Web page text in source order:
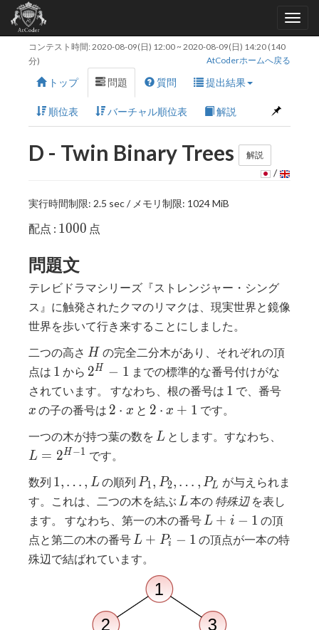
コンテスト時間: 2020-08-09(日) 12:00~ 2020-08-09(日) 14:20 (140
分)
AtCoderホームへ戻る
トップ 問題 質問 提出結果
順位表 バーチャル順位表 解説
D - Twin Binary Trees 解説
/
実行時間制限: 2.5 sec / メモリ制限: 1024 MiB
配点 : 1000
1000 点
問題文
テレビドラマシリーズ『ストレンジャー・シング
ス』に触発されたクマのリマクは、現実世界と鏡像
世界を歩いて行き来することにしました。
二つの高さ H
H の完全二分木があり、それぞれの頂
点は 1
1 から 2^H-
1
2H − 1 までの標準的な番号付けがな
されています。 すなわち、根の番号は 1
1 で、番号
x の子の番号は 2
x
2 ⋅ x と 2
x + 1
2 ⋅ x + 1 です。
一つの木が持つ葉の数を L
L とします。すなわち、
L = 2H −1 です。
数列 1,
\ldots,
1, … , Lの順列 P_1,
P_2,
\ldots,
P_L
P1, P2, … , PL が与えられま
す。これは、二つの木を結ぶ L
L本の 特殊辺を表し
ます。 すなわち、第一の木の番号 L+i-
1
L + i − 1 の頂
点と第二の木の番号 L+P_i-
1
L + Pi − 1 の頂点が一本の特
殊辺で結ばれています。